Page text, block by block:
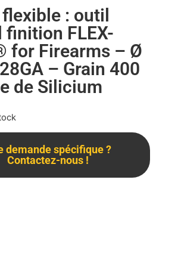
: outil
finition FLEX-
for Firearms – Ø
– Grain 400
de Silicium
demande spécifique ?
Contactez-nous !